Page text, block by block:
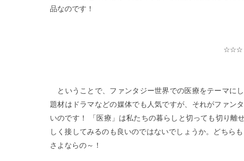
品なのです！
☆☆☆
ということで、ファンタジー世界での医療をテーマに
題材はドラマなどの媒体でも人気ですが、それがファン
いのです！ 「医療」は私たちの暮らしと切っても切り離
しく接してみるのも良いのではないでしょうか。どちら
さよならの～！